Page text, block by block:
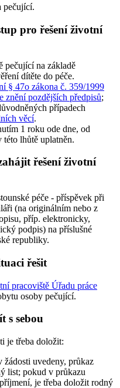
pečující.
pro řešení životní
pečující na základě
dítěte do péče.
§ 47o zákona č. 359/1999
znění pozdějších předpisů;
případech
věcí.
1 roku ode dne, od
lhůtě uplatněn.
řešení životní
péče - příspěvek při
(na originálním nebo z
příp. elektronicky,
podpis) na příslušné
republiky.
řešit
pracoviště Úřadu práce
osoby pečující.
s sebou
je třeba doložit:
žádosti uvedeny, průkaz
list; pokud v průkazu
je třeba doložit rodný